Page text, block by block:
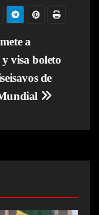
a
visa boleto
de